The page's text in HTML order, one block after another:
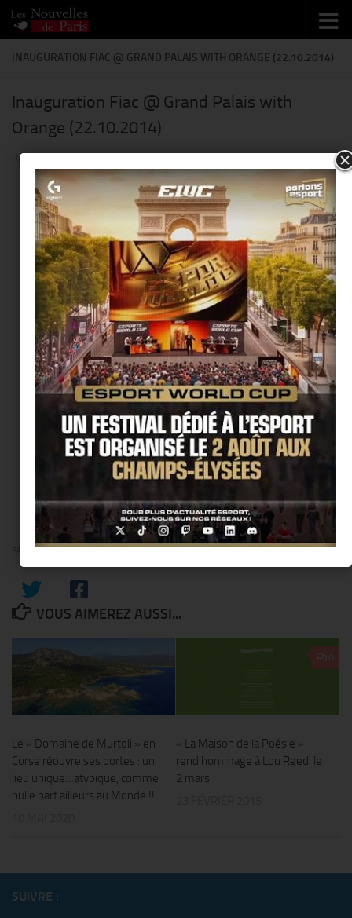
Skip to content
INAUGURATION FIAC @ GRAND PALAIS WITH ORANGE (22.10.2014)
Inauguration Fiac @ Grand Palais with
Orange (22.10.2014)
PAR
PARTAGER
VOUS AIMEREZ AUSSI...
Le « Domaine de Murtoli » en
Corse réouvre ses portes : un
lieu unique…atypique, comme
nulle part ailleurs au Monde !!
« La Maison de la Poésie »
rend hommage à Lou Reed, le
2 mars
SUIVRE :